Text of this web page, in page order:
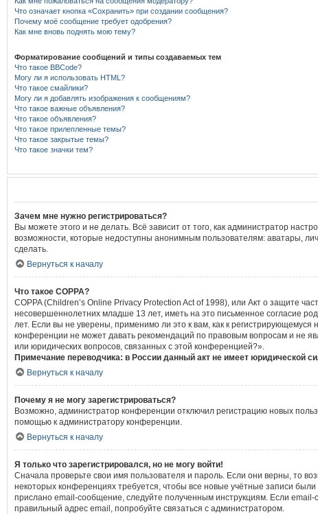
Что означает кнопка «Сохранить» при создании сообщения?
Почему моё сообщение требует одобрения?
Как мне вновь поднять мою тему?
Форматирование сообщений и типы создаваемых тем
Что такое BBCode?
Могу ли я использовать HTML?
Что такое смайлики?
Могу ли я добавлять изображения к сообщениям?
Что такое важные объявления?
Что такое объявления?
Что такое прилепленные темы?
Что такое закрытые темы?
Что такое значки тем?
Зачем мне нужно регистрироваться?
Вы можете этого и не делать. Всё зависит от того, как администратор
возможности, которые недоступны анонимным пользователям: аватары,
сделать.
Вернуться к началу
Что такое COPPA?
COPPA (Children’s Online Privacy Protection Act of 1998), или Акт о защите
несовершеннолетних младше 13 лет, иметь на это письменное согласие
лет. Если вы не уверены, применимо ли это к вам, как к
конференции не может давать рекомендаций по правовым вопросам и не
или юридических вопросов, связанных с этой конференцией?».
Примечание переводчика: в России данный акт не имеет юридической
Вернуться к началу
Почему я не могу зарегистрироваться?
Возможно, администратор конференции отключил регистрацию новых
помощью к администратору конференции.
Вернуться к началу
Я только что зарегистрировался, но не могу войти!
Сначала проверьте свои имя пользователя и пароль. Если они верны, то
некоторых конференциях требуется, чтобы все новые учётные записи
прислано email-сообщение, следуйте полученным инструкциям. Если
правильный адрес email, попробуйте связаться с администратором.